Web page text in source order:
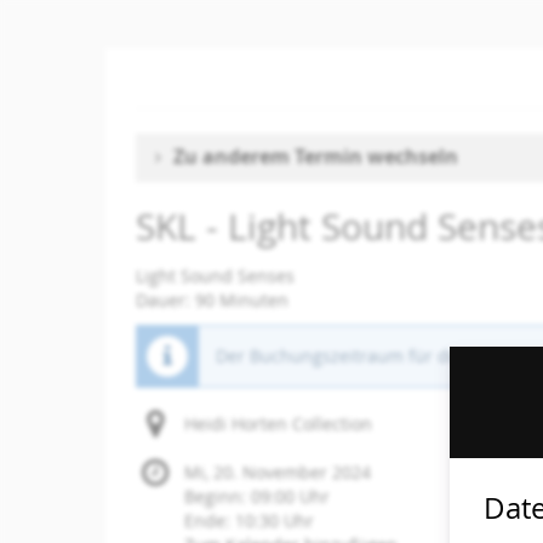
Zu anderem Termin wechseln
SKL - Light Sound
Light Sound Senses
Dauer: 90 Minuten
Der Buchungszeitraum für diese
Heidi Horten Collection
Mi, 20. November 2024
Beginn:
09:00
Uhr
Ende:
10:30
Uhr